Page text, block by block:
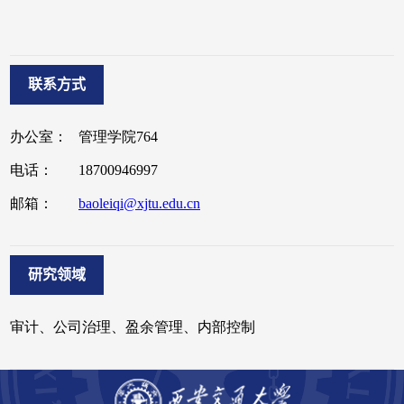
联系方式
研究领域